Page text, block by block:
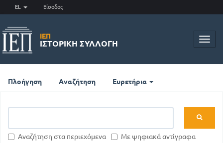
EL Είσοδος
ΙΕΠ
ΙΣΤΟΡΙΚΉ ΣΥΛΛΟΓΉ
Πλοήγηση Αναζήτηση Ευρετήρια
Αναζήτηση στα περιεχόμενα Με ψηφιακά αντίγραφα